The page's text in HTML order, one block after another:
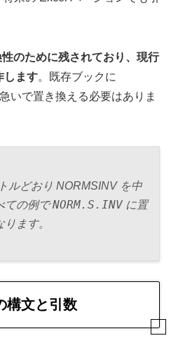
のために残されており、現行
します。既存ブックに
いで置き換える必要はありま
ルどおり NORMSINV を中
ての例でNORM.S.INV に置
ます。
構文と引数